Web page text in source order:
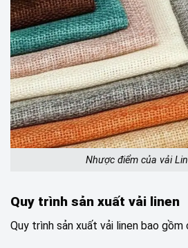
Nhược điểm của vải
Quy trình sản xuất vải linen
Quy trình sản xuất vải linen bao gồm